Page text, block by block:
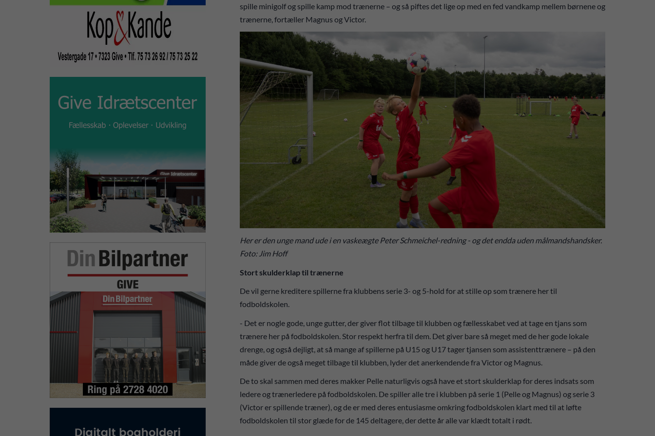
spille minigolf og spille kamp mod trænerne – og så piftes det lige op med en fed vandkamp mellem børnene og
trænerne, fortæller Magnus og Victor.
Her er den unge mand ude i en vaskeægte Peter Schmeichel-redning - og det endda uden målmandshandsker.
Foto: Jim Hoff
Stort skulderklap til trænerne
De vil gerne kreditere spillerne fra klubbens serie 3- og 5-hold for at stille op som trænere her til
fodboldskolen.
- Det er nogle gode, unge gutter, der giver flot tilbage til klubben og fællesskabet ved at tage en tjans som
trænere her på fodboldskolen. Stor respekt herfra til dem. Det giver bare så meget med de her gode lokale
drenge, og også dejligt, at så mange af spillerne på U15 og U17 tager tjansen som assistenttrænere – på den
måde giver de også meget tilbage til klubben, lyder det anerkendende fra Victor og Magnus.
De to skal sammen med deres makker Pelle naturligvis også have et stort skulderklap for deres indsats som
ledere og trænerledere på fodboldskolen. De spiller alle tre i klubben på serie 1 (Pelle og Magnus) og serie 3
(Victor er spillende træner), og de er med deres entusiasme omkring fodboldskolen klart med til at løfte
fodboldskolen til stor glæde for de 145 deltagere, der dette år alle var klædt totalt i rødt.